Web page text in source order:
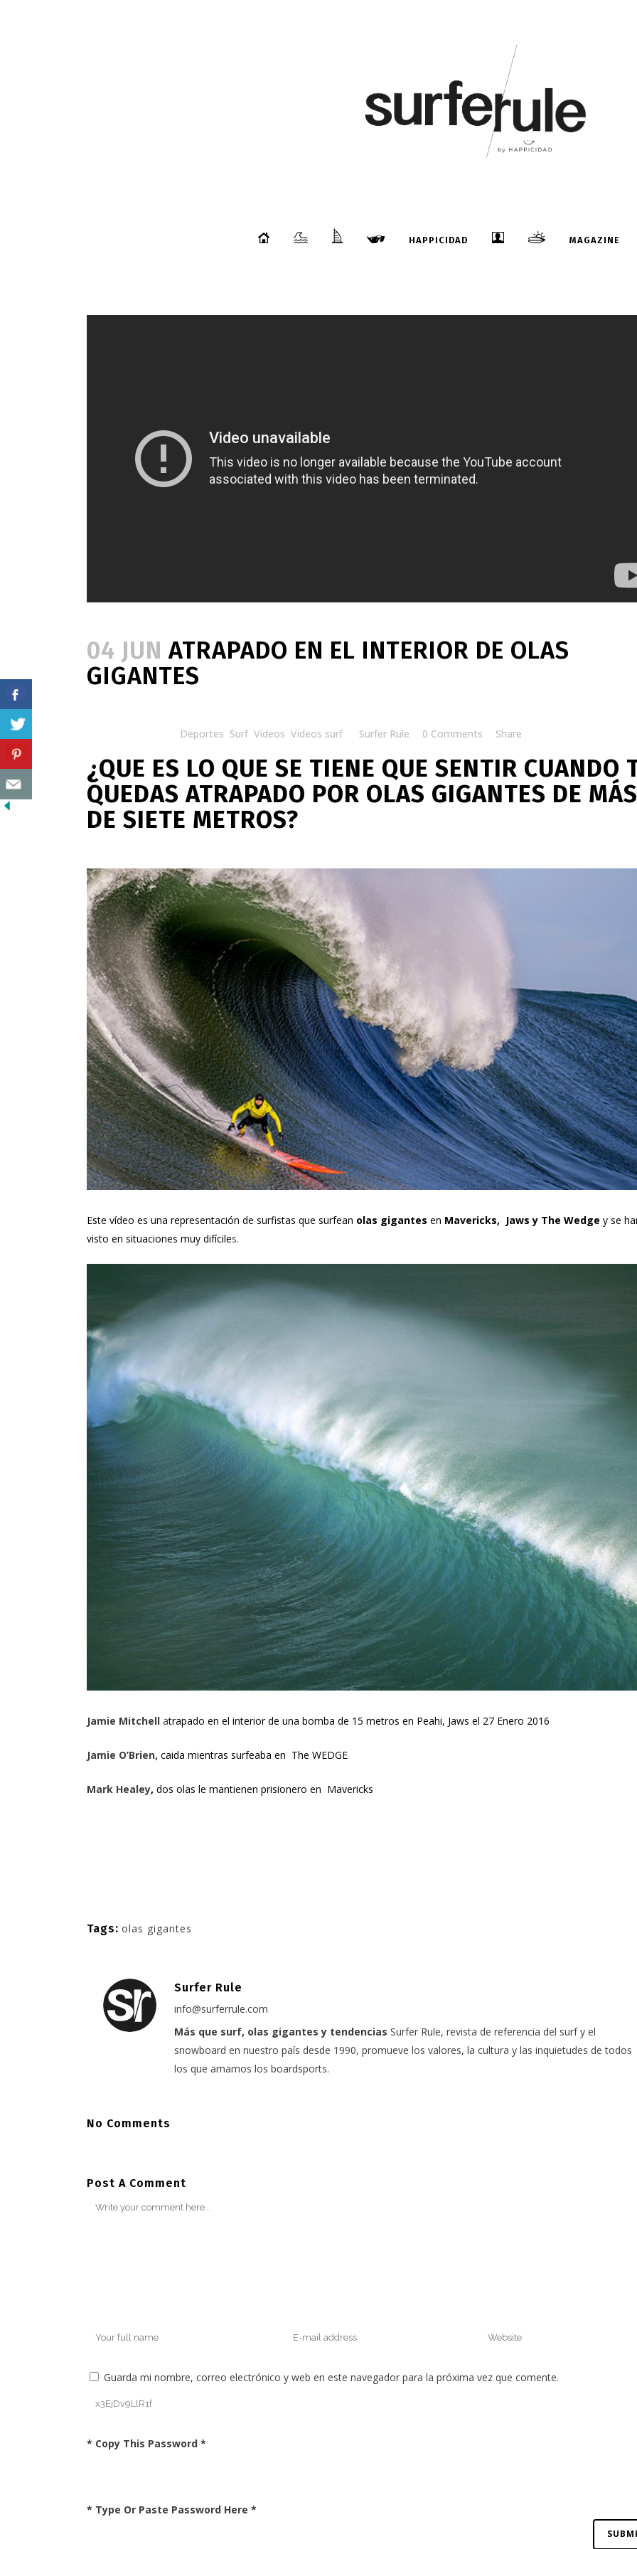
HAPPICIDAD MAGAZINE
04 JUN ATRAPADO EN EL INTERIOR DE OLAS
GIGANTES
Deportes Surf Vídeos Vídeos surf Surfer Rule 0 Comments Share
¿QUE ES LO QUE SE TIENE QUE SENTIR CUANDO
QUEDAS ATRAPADO POR OLAS GIGANTES DE MÁS
DE SIETE METROS?
Este vídeo es una representación de surfistas que surfean olas gigantes en Mavericks, Jaws y The Wedge y se
visto en situaciones muy difíciles.
Jamie Mitchell atrapado en el interior de una bomba de 15 metros en Peahi, Jaws el 27 Enero 2016
Jamie O’Brien, caida mientras surfeaba en The WEDGE
Mark Healey, dos olas le mantienen prisionero en Mavericks
Tags: olas gigantes
Surfer Rule
info@surferrule.com
Más que surf, olas gigantes y tendencias Surfer Rule, revista de referencia del surf y el
snowboard en nuestro país desde 1990, promueve los valores, la cultura y las inquietudes de todos
los que amamos los boardsports.
No Comments
Post A Comment
Guarda mi nombre, correo electrónico y web en este navegador para la próxima vez que comente.
* Copy This Password *
* Type Or Paste Password Here *